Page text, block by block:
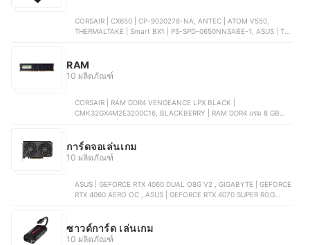
CORSAIR | CX650 | CP-9020278-NA, ANTEC | ATOM V550,
THERMALTAKE | Smart BX1 | PS-SPD-0650NNSABE-1, ASUS | TUF
RAM
10 ผลิตภัณฑ์
CORSAIR | RAM DDR4 VENGEANCE LPX BLACK |
CMK32GX4M2E3200C16, BLACKBERRY | RAM DDR4 แรม 8 GB
RGB DDR5 48 GB 6400 MHz CL32
การ์ดจอเล่นเกม
10 ผลิตภัณฑ์
ASUS | GEFORCE RTX 4060 DUAL O8G V2 , GIGABYTE | GEFORCE
RTX 4060 AERO OC , ASUS | GEFORCE RTX 4070 SUPER ROG
ซาวด์การ์ด เล่นเกม
10 ผลิตภัณฑ์